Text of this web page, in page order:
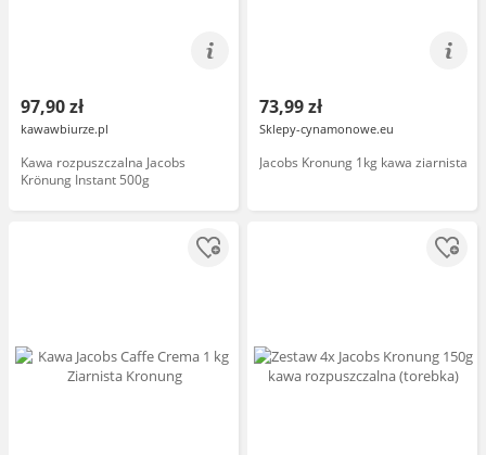
97,90 zł
kawawbiurze.pl
Kawa rozpuszczalna Jacobs
Krönung Instant 500g
73,99 zł
Sklepy-cynamonowe.eu
Jacobs Kronung 1kg kawa ziarnista